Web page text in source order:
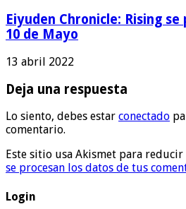
Eiyuden Chronicle: Rising
10 de Mayo
13 abril 2022
Deja una respuesta
Lo siento, debes estar conectado
comentario.
Este sitio usa Akismet para reducir
se procesan los datos de tus
Login